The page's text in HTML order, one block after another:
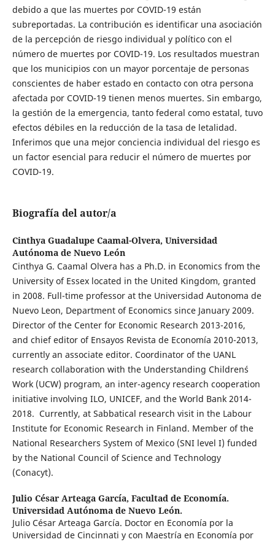
debido a que las muertes por COVID-19 están
subreportadas. La contribución es identificar una asociación
de la percepción de riesgo individual y político con el
número de muertes por COVID-19. Los resultados muestran
que los municipios con un mayor porcentaje de personas
conscientes de haber estado en contacto con otra persona
afectada por COVID-19 tienen menos muertes. Sin embargo,
la gestión de la emergencia, tanto federal como estatal, tuvo
efectos débiles en la reducción de la tasa de letalidad.
Inferimos que una mejor conciencia individual del riesgo es
un factor esencial para reducir el número de muertes por
COVID-19.
Biografía del autor/a
Cinthya Guadalupe Caamal-Olvera, Universidad
Autónoma de Nuevo León
Cinthya G. Caamal Olvera has a Ph.D. in Economics from the
University of Essex located in the United Kingdom, granted
in 2008. Full-time professor at the Universidad Autonoma de
Nuevo Leon, Department of Economics since January 2009.
Director of the Center for Economic Research 2013-2016,
and chief editor of Ensayos Revista de Economía 2010-2013,
currently an associate editor. Coordinator of the UANL
research collaboration with the Understanding Children´s
Work (UCW) program, an inter-agency research cooperation
initiative involving ILO, UNICEF, and the World Bank 2014-
2018. Currently, at Sabbatical research visit in the Labour
Institute for Economic Research in Finland. Member of the
National Researchers System of Mexico (SNI level I) funded
by the National Council of Science and Technology
(Conacyt).
Julio César Arteaga García, Facultad de Economía.
Universidad Autónoma de Nuevo León.
Julio César Arteaga García. Doctor en Economía por la
Universidad de Cincinnati y con Maestría en Economía por